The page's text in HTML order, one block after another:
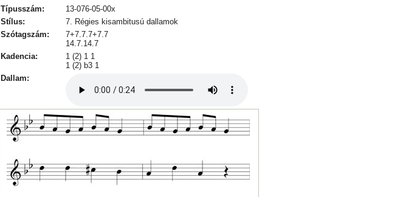
Típusszám:
13-076-05-00x
Stílus:
7. Régies kisambitusú dallamok
Szótagszám:
7+7.7.7+7.7
14.7.14.7
Kadencia:
1 (2) 1 1
1 (2) b3 1
Dallam: